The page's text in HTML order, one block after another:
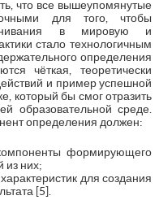
что все вышеупомянутые
для того, чтобы
в мировую и
стало технологичным
определения
чёткая, теоретически
и пример успешной
который бы смог отразить
образовательной среде.
определения должен:
формирующего
из них;
для создания
[5].